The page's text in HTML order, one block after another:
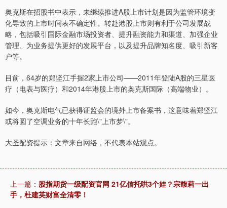
奥克斯在招股书中表示，未继续推进A股上市计划是因为监管环境变
化导致的上市时间表不确定性。转赴港股上市则有利于公司发展战
略，包括吸引国际金融市场投资者、提升融资能力和渠道、加强企业
管理、为业务提供更好的发展平台，以及提升品牌知名度、吸引新客
户等。
目前，64岁的郑坚江手握2家上市公司——2011年登陆A股的三星医
疗（电表与医疗）和2014年港股上市的奥克斯国际（高端物业）。
如今，奥克斯电气已获得证监会的境外上市备案书，这意味着郑坚江
或将圆了空调业务的十年长跑\"上市梦\"。
大圣配资提示：文章来自网络，不代表本站观点。
上一篇： 股指期货一级配资官网 21亿信托哄3个娃？宗馥莉一出
手，杜建英财富全清零！